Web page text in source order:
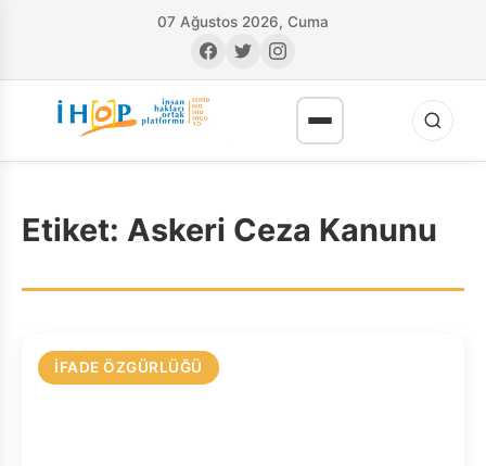
07 Ağustos 2026, Cuma
Etiket: Askeri Ceza Kanunu
İFADE ÖZGÜRLÜĞÜ